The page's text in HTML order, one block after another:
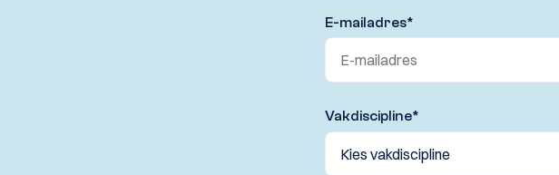
E-mailadres*
Vakdiscipline*